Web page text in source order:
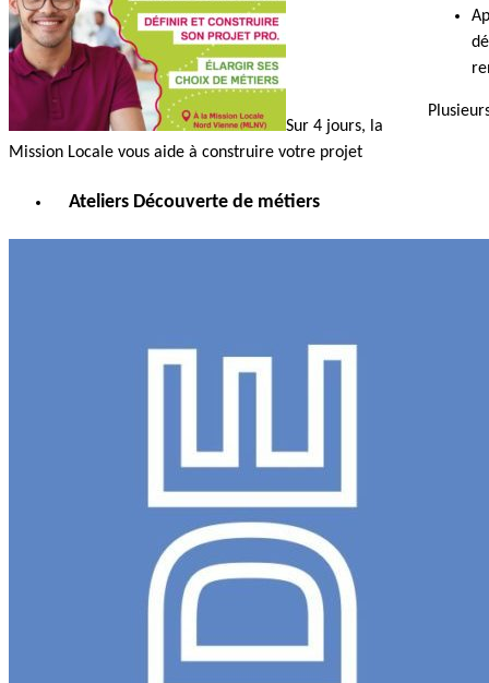
Sur 4 jours, la
Mission Locale vous aide à construire votre projet
Ateliers Découverte de métiers